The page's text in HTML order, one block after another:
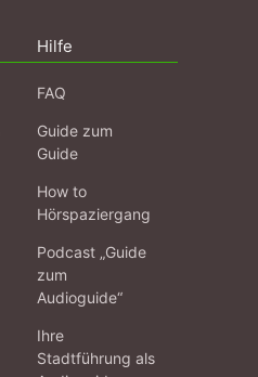
Hilfe
FAQ
Guide zum
Guide
How to
Hörspaziergang
Podcast „Guide
zum
Audioguide“
Ihre
Stadtführung als